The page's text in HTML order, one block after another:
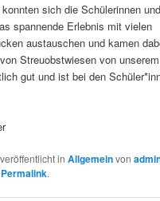
sich die Schülerinnen
spannende Erlebnis mit vielen
austauschen und kamen
Streuobstwiesen von
gut und ist bei den
inAllgemeinvon
Permalink.